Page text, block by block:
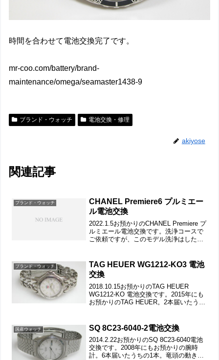
時間を合わせて電池交換完了です。
mr-coo.com/battery/brand-
maintenance/omega/seamaster1438-9
ブランド・ウォッチ 電池交換・修理
akiyose
関連記事
ブランド・ウォッチ
CHANEL Premiere6 プルミエー
ル電池交換
2022.1.5お預かりのCHANEL Premiere プ
ルミエール電池交換です。洗浄コースで
ご依頼ですが、このモデル洗浄はした記
があるのみ。竜頭の動きをチェックし
て...
ブランド・ウォッチ
TAG HEUER WG1212-KO3 電池
交換
2018.10.15お預かりのTAG HEUER
WG1212-KO 電池交換です。2015年にも
お預かりのTAG HEUER。2本届いたうち
ク。微調整位置をチェック...
国産ウォッチ SQ 8C23-6040-2電池交換
2014.2.22お預かりのSQ 8C23-6040電池
交換です。2008年にもお預かりの腕時
計。6本届いたうちの1本。竜頭の動きを